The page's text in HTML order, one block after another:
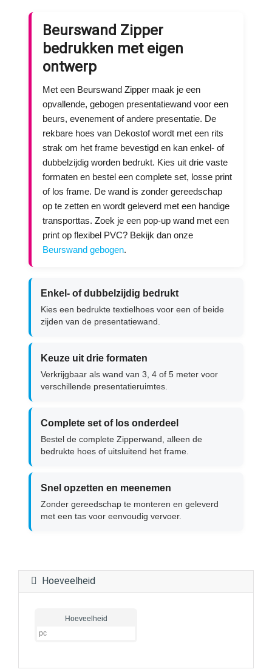
Beurswand Zipper
bedrukken met eigen
ontwerp
Met een Beurswand Zipper maak je een
opvallende, gebogen presentatiewand voor een
beurs, evenement of andere presentatie. De
rekbare hoes van Dekostof wordt met een rits
strak om het frame bevestigd en kan enkel- of
dubbelzijdig worden bedrukt. Kies uit drie vaste
formaten en bestel een complete set, losse print
of los frame. De wand is zonder gereedschap
op te zetten en wordt geleverd met een handige
transporttas. Zoek je een pop-up wand met een
print op flexibel PVC? Bekijk dan onze
Beurswand gebogen.
Enkel- of dubbelzijdig bedrukt
Kies een bedrukte textielhoes voor een of beide
zijden van de presentatiewand.
Keuze uit drie formaten
Verkrijgbaar als wand van 3, 4 of 5 meter voor
verschillende presentatieruimtes.
Complete set of los onderdeel
Bestel de complete Zipperwand, alleen de
bedrukte hoes of uitsluitend het frame.
Snel opzetten en meenemen
Zonder gereedschap te monteren en geleverd
met een tas voor eenvoudig vervoer.
Hoeveelheid
Hoeveelheid